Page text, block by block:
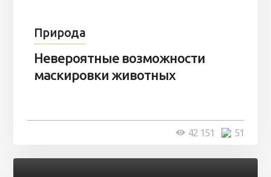
Природа
Невероятные возможности
маскировки животных
51
42 151